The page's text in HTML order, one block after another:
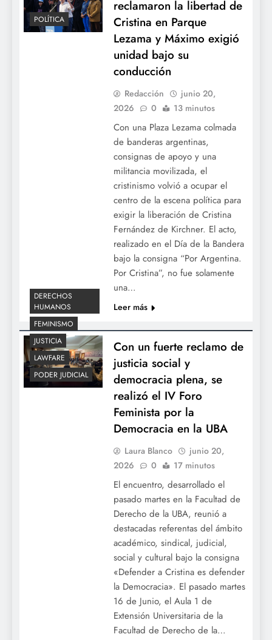
POLÍTICA
reclamaron la libertad de
Cristina en Parque
Lezama y Máximo exigió
unidad bajo su
conducción
Redacción
junio 20,
2026
0 13 minutos
Con una Plaza Lezama colmada
de banderas argentinas,
consignas de apoyo y una
militancia movilizada, el
cristinismo volvió a ocupar el
centro de la escena política para
exigir la liberación de Cristina
Fernández de Kirchner. El acto,
realizado en el Día de la Bandera
bajo la consigna “Por Argentina.
Por Cristina”, no fue solamente
una…
Leer más
DERECHOS
HUMANOS
FEMINISMO
JUSTICIA
LAWFARE
PODER JUDICIAL
Con un fuerte reclamo de
justicia social y
democracia plena, se
realizó el IV Foro
Feminista por la
Democracia en la UBA
Laura Blanco
junio 20,
2026
0 17 minutos
El encuentro, desarrollado el
pasado martes en la Facultad de
Derecho de la UBA, reunió a
destacadas referentas del ámbito
académico, sindical, judicial,
social y cultural bajo la consigna
«Defender a Cristina es defender
la Democracia». El pasado martes
16 de Junio, el Aula 1 de
Extensión Universitaria de la
Facultad de Derecho de la…